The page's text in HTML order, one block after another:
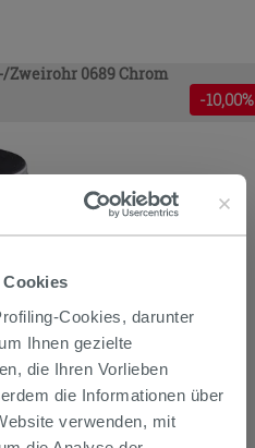
Cookies
Cookies, darunter
Ihnen gezielte
die Ihren Vorlieben
die Informationen über
verwenden, mit
Zweirohr 0689 Chrom
-10,00%